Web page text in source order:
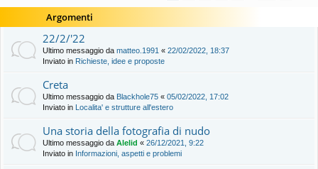
Argomenti
22/2/'22
Ultimo messaggio da matteo.1991 « 22/02/2022, 18:37
Inviato in Richieste, idee e proposte
Creta
Ultimo messaggio da Blackhole75 « 05/02/2022, 17:02
Inviato in Localita' e strutture all'estero
Una storia della fotografia di nudo
Ultimo messaggio da Alelid « 26/12/2021, 9:22
Inviato in Informazioni, aspetti e problemi